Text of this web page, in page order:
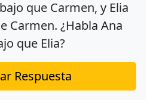
que Carmen, y Elia
Carmen. ¿Habla Ana
que Elia?
Respuesta